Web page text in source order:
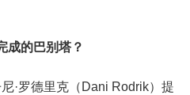
成的巴别塔？
尼·罗德里克（Dani Rodrik）提